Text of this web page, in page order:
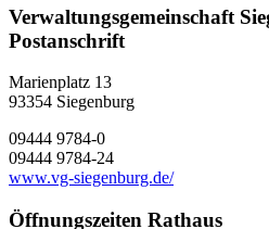
Verwaltungsgemeinschaft
Postanschrift
Marienplatz 13
93354 Siegenburg
09444 9784-0
09444 9784-24
www.vg-siegenburg.de/
Öffnungszeiten Rathaus